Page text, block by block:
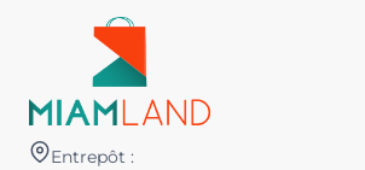
Entrepôt :